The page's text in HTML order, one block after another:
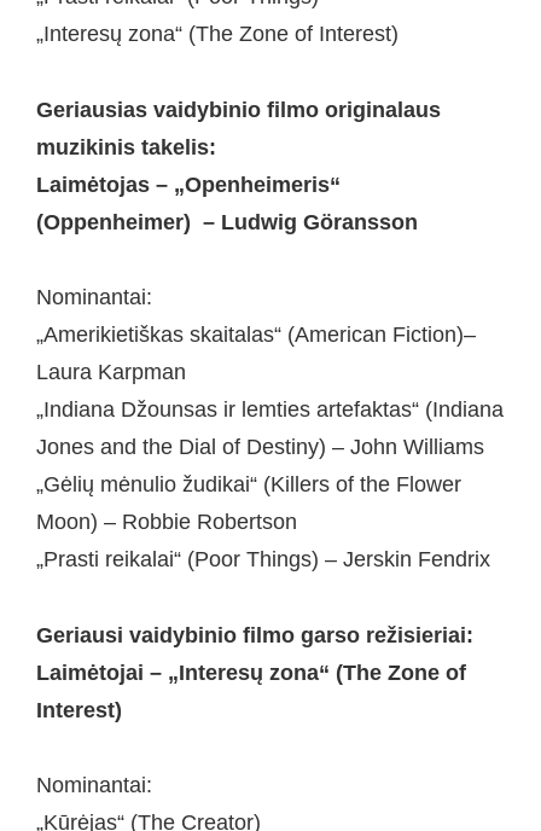
„Interesų zona“ (The Zone of Interest)
Geriausias vaidybinio filmo originalaus
muzikinis takelis:
Laimėtojas – „Openheimeris“
(Oppenheimer) – Ludwig Göransson
Nominantai:
„Amerikietiškas skaitalas“ (American Fiction)–
Laura Karpman
„Indiana Džounsas ir lemties artefaktas“ (Indiana
Jones and the Dial of Destiny) – John Williams
„Gėlių mėnulio žudikai“ (Killers of the Flower
Moon) – Robbie Robertson
„Prasti reikalai“ (Poor Things) – Jerskin Fendrix
Geriausi vaidybinio filmo garso režisieriai:
Laimėtojai – „Interesų zona“ (The Zone of
Interest)
Nominantai:
„Kūrėjas“ (The Creator)